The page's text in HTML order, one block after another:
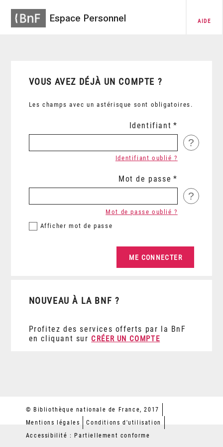
Espace Personnel AIDE
VOUS AVEZ DÉJÀ UN COMPTE ?
Les champs avec un astérisque sont obligatoires.
Identifiant
?
Identifiant oublié ?
Mot de passe
?
Afficher mot de passe
Mot de passe oublié ?
NOUVEAU À LA BNF ?
Profitez des services offerts par la BnF
en cliquant sur CRÉER UN COMPTE
© Bibliothèque nationale de France, 2017
Mentions légales
Conditions d'utilisation
Accessibilité : Partiellement conforme